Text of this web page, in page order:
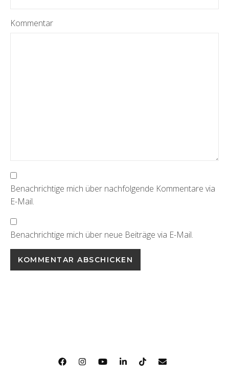
Kommentar
Benachrichtige mich über nachfolgende Kommentare via
E-Mail.
Benachrichtige mich über neue Beiträge via E-Mail.